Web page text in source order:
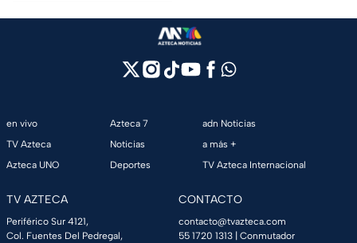
en vivo
TV Azteca
Azteca UNO
Azteca 7
Noticias
Deportes
adn Noticias
a más +
TV Azteca Internacional
TV AZTECA
Periférico Sur 4121,
Col. Fuentes Del Pedregal,
CONTACTO
contacto@tvazteca.com
55 1720 1313 | Conmutador